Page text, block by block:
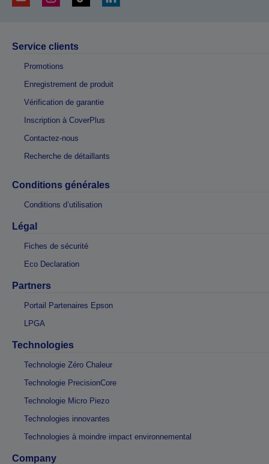
Service clients
Promotions
Enregistrement de produit
Vérification de garantie
Inscription à CoverPlus
Contactez-nous
Recherche de détaillants
Conditions générales
Conditions d’utilisation
Légal
Fiches de sécurité
Eco Declaration
Partners
Portail Partenaires Epson
LPGA
Technologies
Technologie Zéro Chaleur
Technologie PrecisionCore
Technologie Micro Piezo
Technologies innovantes
Technologies à moindre impact environnemental
Company